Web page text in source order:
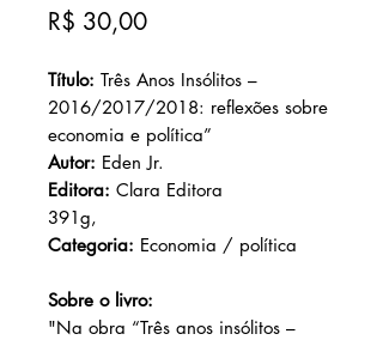
R$ 30,00Preço
Título: Três Anos Insólitos –
2016/2017/2018: reflexões sobre
economia e política”
Autor: Eden Jr.
Editora: Clara Editora
391g,
Categoria: Economia / política
Sobre o livro:
"Na obra “Três anos insólitos –